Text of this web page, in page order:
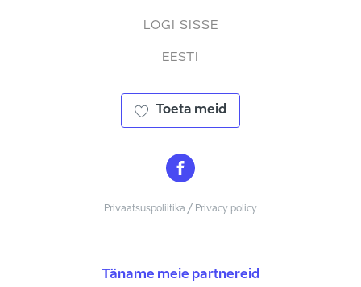
LOGI SISSE
EESTI
Toeta meid
Privaatsuspoliitika / Privacy policy
Täname meie partnereid